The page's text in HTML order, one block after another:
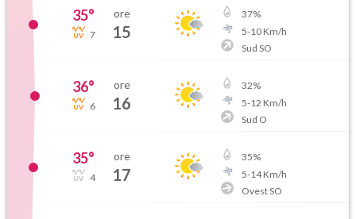
35°
7
ore
15
37%
5-10Km/h
Sud SO
36°
6
ore
16
32%
5-12 Km/h
Sud O
35°
4
ore
17
35%
5-14Km/h
Ovest SO